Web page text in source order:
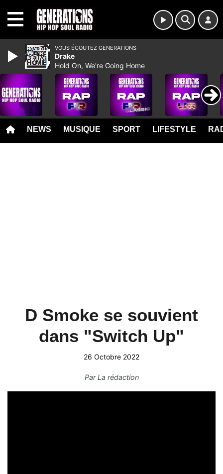
NEWS MUSIQUE SPORT LIFESTYLE
D Smoke se souvient
dans "Switch Up"
26 Octobre 2022
ParLa rédaction
VOUS ÉCOUTEZ GENERATIONS
Drake
Hold On, We're Going Home